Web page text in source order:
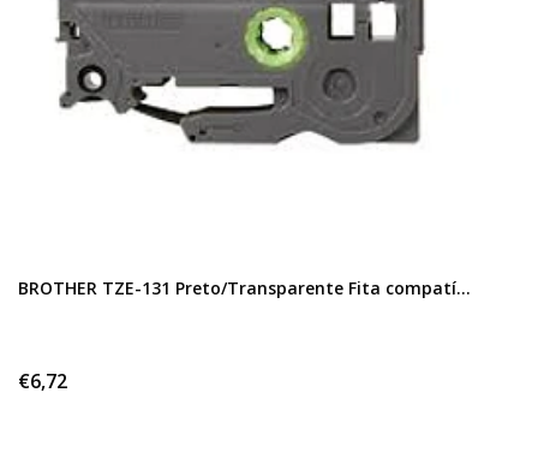
BROTHER TZE-131 Preto/Transparente Fita compatí...
€6,72